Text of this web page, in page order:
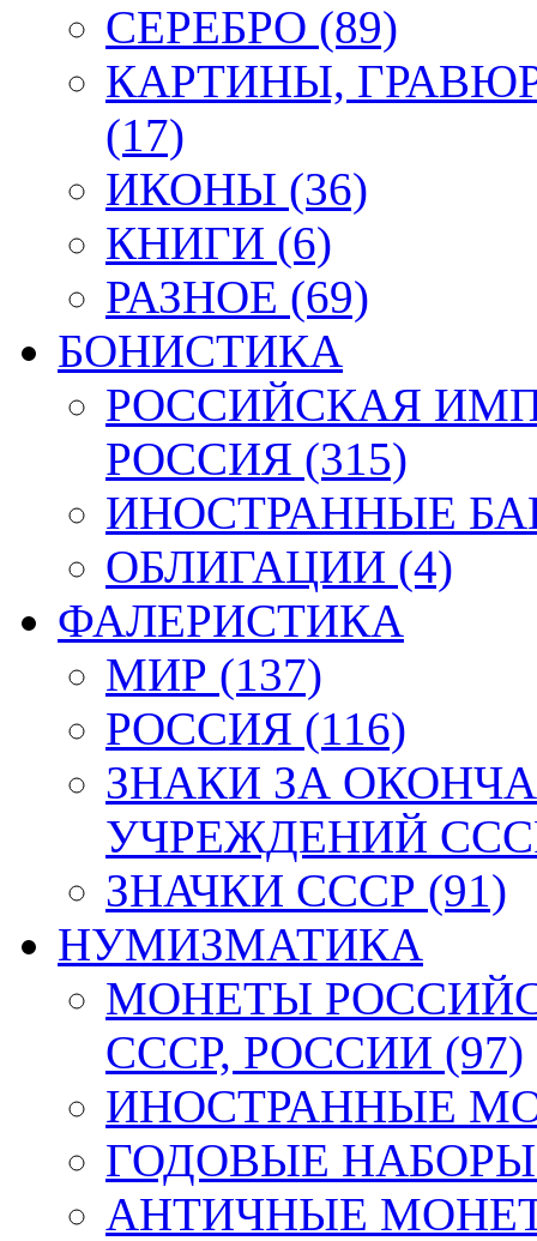
СЕРЕБРО (89)
КАРТИНЫ,
(17)
ИКОНЫ (36)
КНИГИ (6)
РАЗНОЕ (69)
БОНИСТИКА
РОССИЙСКАЯ
РОССИЯ (315)
ИНОСТРАННЫЕ
ОБЛИГАЦИИ (4)
ФАЛЕРИСТИКА
МИР (137)
РОССИЯ (116)
ЗНАКИ ЗА
УЧРЕЖДЕНИЙ
ЗНАЧКИ СССР (91)
НУМИЗМАТИКА
МОНЕТЫ
СССР, РОССИИ (97)
ИНОСТРАННЫЕ
ГОДОВЫЕ НАБОРЫ
АНТИЧНЫЕ